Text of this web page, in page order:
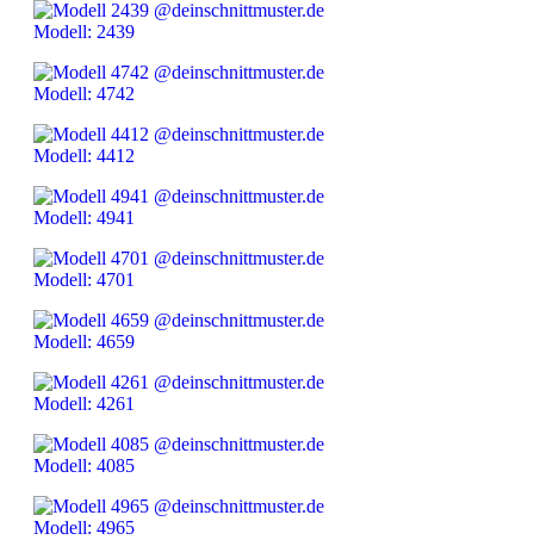
Modell: 2439
Modell: 4742
Modell: 4412
Modell: 4941
Modell: 4701
Modell: 4659
Modell: 4261
Modell: 4085
Modell: 4965